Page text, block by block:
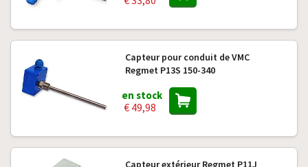
Capteur pour conduit de VMC
Regmet P13S 150-340
en stock
€ 49,98
Capteur extérieur Regmet P11J